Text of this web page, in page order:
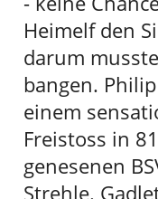
Heimelf den
darum
bangen.
einem
Freistoss in
genesenen
Strehle.